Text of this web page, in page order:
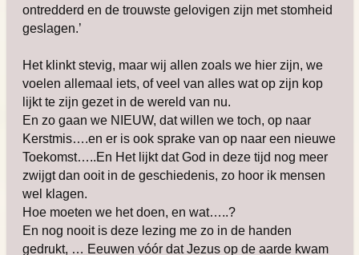
ontredderd en de trouwste gelovigen zijn met stomheid
geslagen.’
Het klinkt stevig, maar wij allen zoals we hier zijn, we
voelen allemaal iets, of veel van alles wat op zijn kop
lijkt te zijn gezet in de wereld van nu.
En zo gaan we NIEUW, dat willen we toch, op naar
Kerstmis….en er is ook sprake van op naar een nieuwe
Toekomst…..En Het lijkt dat God in deze tijd nog meer
zwijgt dan ooit in de geschiedenis, zo hoor ik mensen
wel klagen.
Hoe moeten we het doen, en wat…..?
En nog nooit is deze lezing me zo in de handen
gedrukt, … Eeuwen vóór dat Jezus op de aarde kwam